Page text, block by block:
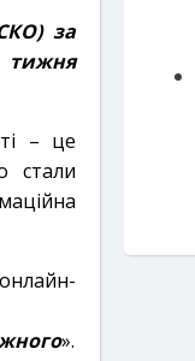
за
тижня
– це
стали
».